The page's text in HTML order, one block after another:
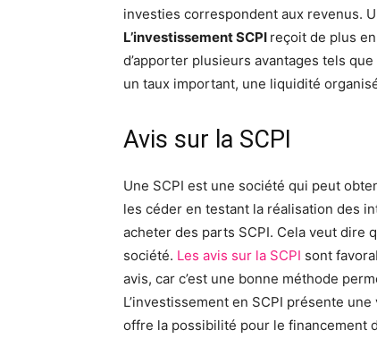
investies correspondent aux revenus.
L’investissement SCPI reçoit de plus
d’apporter plusieurs avantages tels
un taux important, une liquidité
Avis sur la SCPI
Une SCPI est une société qui peut
les céder en testant la réalisation des
acheter des parts SCPI. Cela veut dire
société. Les avis sur la SCPI sont
avis, car c’est une bonne méthode
L’investissement en SCPI présente une
offre la possibilité pour le financement